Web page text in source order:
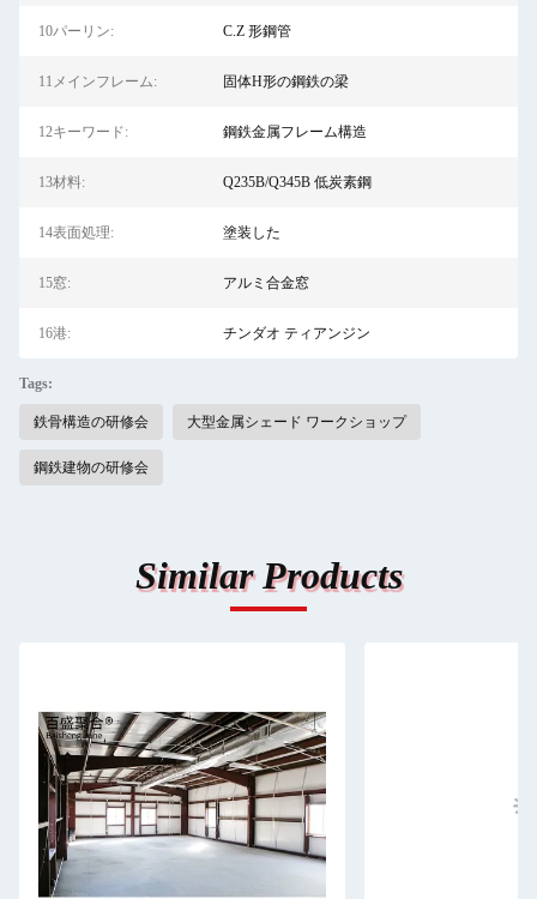
10パーリン: C.Z 形鋼管
11メインフレーム: 固体H形の鋼鉄の梁
12キーワード: 鋼鉄金属フレーム構造
13材料: Q235B/Q345B 低炭素鋼
14表面処理: 塗装した
15窓: アルミ合金窓
16港: チンダオ ティアンジン
Tags:
鉄骨構造の研修会 大型金属シェード ワークショップ
鋼鉄建物の研修会
Similar Products